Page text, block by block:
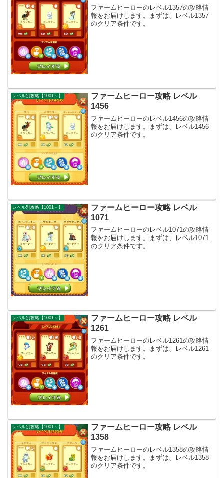
ファームヒーローのレベル1357の攻略情
報をお届けします。まずは、レベル1357
のクリア条件です。
レベル別攻略【1001～】
ファームヒーロー攻略 レベル
1456
ファームヒーローのレベル1456の攻略情
報をお届けします。まずは、レベル1456
のクリア条件です。
レベル別攻略【1001～】
ファームヒーロー攻略 レベル
1071
ファームヒーローのレベル1071の攻略情
報をお届けします。まずは、レベル1071
のクリア条件です。
レベル別攻略【1001～】
ファームヒーロー攻略 レベル
1261
ファームヒーローのレベル1261の攻略情
報をお届けします。まずは、レベル1261
のクリア条件です。
レベル別攻略【1001～】
ファームヒーロー攻略 レベル
1358
ファームヒーローのレベル1358の攻略情
報をお届けします。まずは、レベル1358
のクリア条件です。